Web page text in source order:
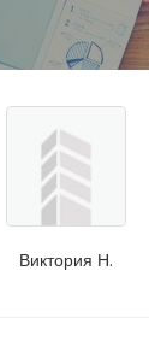
Виктория Н.